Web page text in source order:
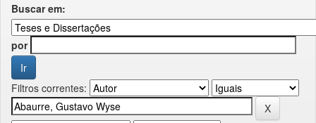
Buscar em:
por
Filtros correntes: